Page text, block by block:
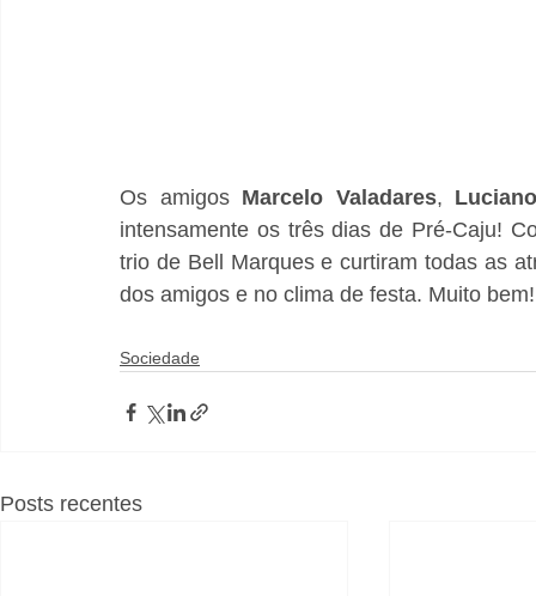
Os amigos Marcelo Valadares,
intensamente os três dias de Pré-Caju!
trio de Bell Marques e curtiram todas as
dos amigos e no clima de festa. Muito bem!
Sociedade
Posts recentes